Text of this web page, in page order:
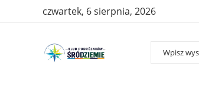
czwartek, 6 sierpnia, 2026